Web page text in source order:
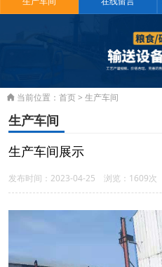
 当前位置： 首页> 生产车间
生产车间
生产车间展示
发布时间：2023-04-25 浏览：1609次